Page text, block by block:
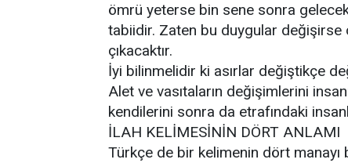
ömrü yeterse bin sene sonra
tabiidir. Zaten bu duygular değişirse
çıkacaktır.
İyi bilinmelidir ki asırlar değiştikçe
Alet ve vasıtaların değişimlerini
kendilerini sonra da etrafındaki
İLAH KELİMESİNİN DÖRT ANLAMI
Türkçe de bir kelimenin dört manayı